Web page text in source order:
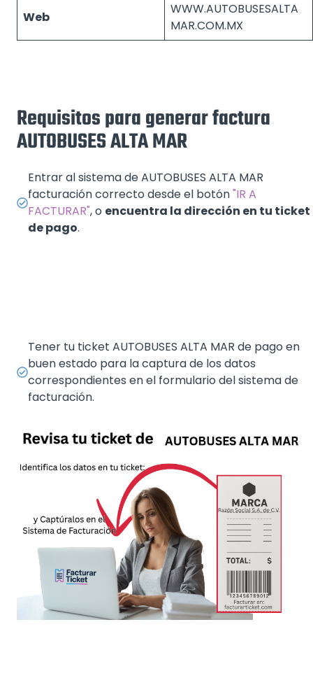
Web
WWW.AUTOBUSESALTA
MAR.COM.MX
Requisitos para generar factura
AUTOBUSES ALTA MAR
Entrar al sistema de AUTOBUSES ALTA MAR
facturación correcto desde el botón"IR A
FACTURAR", o encuentra la dirección en tu ticket
de pago.
Tener tu ticket AUTOBUSES ALTA MAR de pago en
buen estado para la captura de los datos
correspondientes en el formulario del sistema de
facturación.